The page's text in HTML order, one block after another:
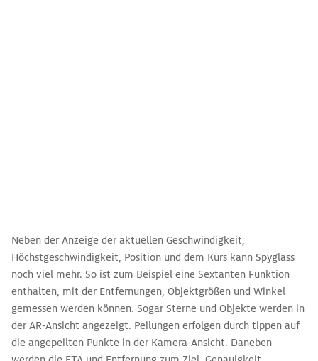
Neben der Anzeige der aktuellen Geschwindigkeit,
Höchstgeschwindigkeit, Position und dem Kurs kann Spyglass
noch viel mehr. So ist zum Beispiel eine Sextanten Funktion
enthalten, mit der Entfernungen, Objektgrößen und Winkel
gemessen werden können. Sogar Sterne und Objekte werden in
der AR-Ansicht angezeigt. Peilungen erfolgen durch tippen auf
die angepeilten Punkte in der Kamera-Ansicht. Daneben